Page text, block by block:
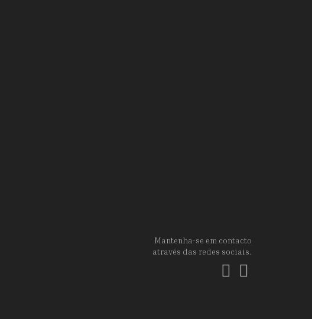
Mantenha-se em contacto
através das redes sociais.
Facebook